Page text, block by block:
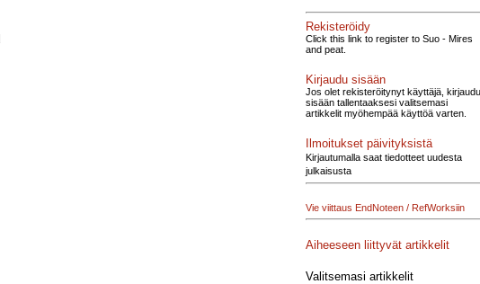
Rekisteröidy
Click this link to register to Suo - Mires
and peat.
Kirjaudu sisään
Jos olet rekisteröitynyt käyttäjä, kirjaudu
sisään tallentaaksesi valitsemasi
artikkelit myöhempää käyttöä varten.
Ilmoitukset päivityksistä
Kirjautumalla saat tiedotteet uudesta
julkaisusta
Vie viittaus EndNoteen / RefWorksiin
Aiheeseen liittyvät artikkelit
Valitsemasi artikkelit